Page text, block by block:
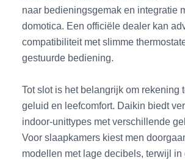
naar bedieningsgemak en integratie
domotica. Een officiële dealer kan
compatibiliteit met slimme
gestuurde bediening.
Tot slot is het belangrijk om rekening
geluid en leefcomfort. Daikin biedt
indoor-unittypes met verschillende
Voor slaapkamers kiest men
modellen met lage decibels, terwijl in